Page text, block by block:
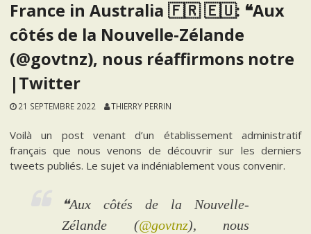
France in Australia 🇫🇷 🇪🇺: ❝Aux
côtés de la Nouvelle-Zélande
(@govtnz), nous réaffirmons notre
|Twitter
21 SEPTEMBRE 2022 THIERRY PERRIN
Voilà un post venant d’un établissement administratif
français que nous venons de découvrir sur les derniers
tweets publiés. Le sujet va indéniablement vous convenir.
❝Aux côtés de la Nouvelle-
Zélande (@govtnz), nous